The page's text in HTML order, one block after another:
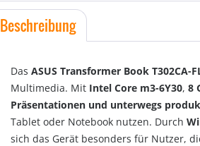
Beschreibung
Das ASUS Transformer Book T302CA-
Multimedia. Mit Intel Core m3-6Y30, 8
Präsentationen und unterwegs
Tablet oder Notebook nutzen. Durch
sich das Gerät besonders für Nutzer,